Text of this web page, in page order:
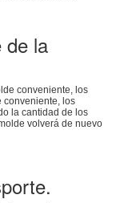
de la
conveniente, los
conveniente, los
la cantidad de los
volverá de nuevo